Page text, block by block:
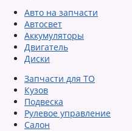
Авто на запчасти
Автосвет
Аккумуляторы
Двигатель
Диски
Запчасти для ТО
Кузов
Подвеска
Рулевое управление
Салон